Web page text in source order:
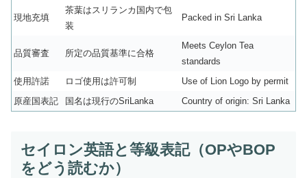
現地充填
茶葉はスリランカ国内で包
装
Packed in Sri Lanka
品質審査 所定の品質基準に合格
Meets Ceylon Tea
standards
使用許諾
ロゴ使用は許可制
Use of Lion Logo by permit
原産国表記
国名は現行のSriLanka Country of origin: Sri Lanka
セイロン英語と等級表記（OPやBOP
をどう読むか）